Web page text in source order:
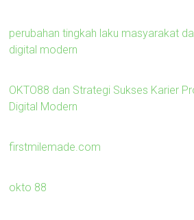
perubahan tingkah laku masyarakat
digital modern
OKTO88 dan Strategi Sukses Karier
Digital Modern
firstmilemade.com
okto 88